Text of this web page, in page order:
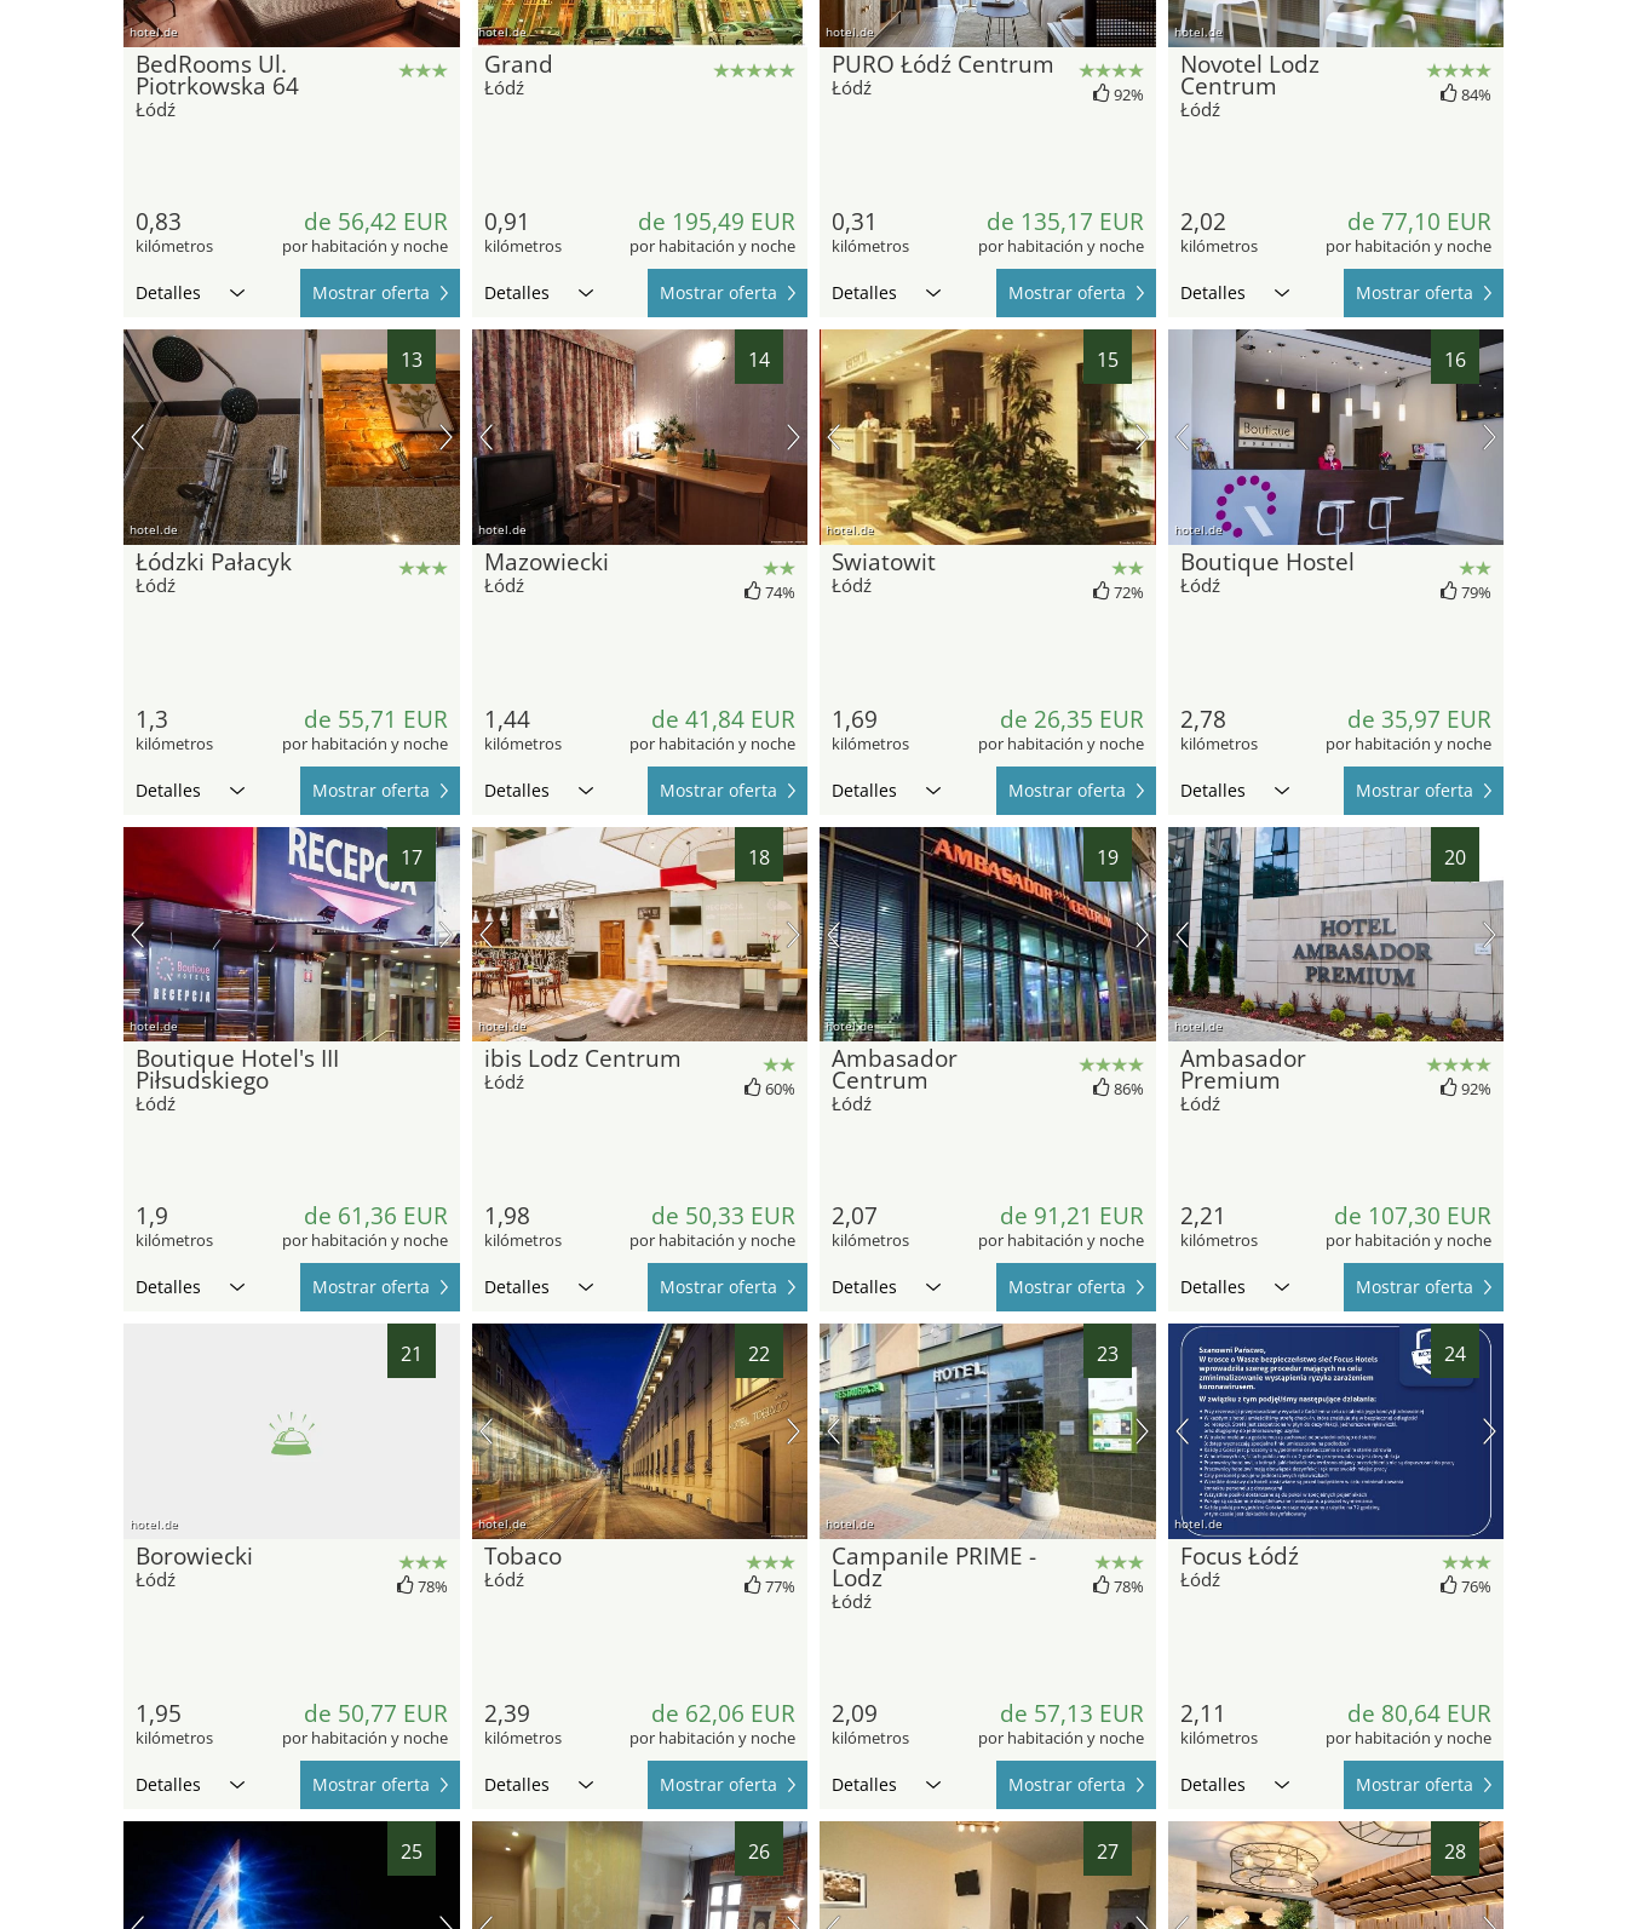
hotel.de
BedRooms Ul.
Piotrkowska 64
Łódź
0,83
kilómetros
de 56,42 EUR
por habitación y noche
Detalles Mostrar oferta
hotel.de
Grand
Łódź
0,91
kilómetros
de 195,49 EUR
por habitación y noche
Detalles Mostrar oferta
hotel.de
PURO Łódź Centrum
Łódź 92%
0,31
kilómetros
de 135,17 EUR
por habitación y noche
Detalles Mostrar oferta
hotel.de
Novotel Lodz
Centrum
Łódź
84%
2,02
kilómetros
de 77,10 EUR
por habitación y noche
Detalles Mostrar oferta
13
hotel.de
Łódzki Pałacyk
Łódź
1,3
kilómetros
de 55,71 EUR
por habitación y noche
Detalles Mostrar oferta
14
hotel.de
Mazowiecki
Łódź 74%
1,44
kilómetros
de 41,84 EUR
por habitación y noche
Detalles Mostrar oferta
15
hotel.de
Swiatowit
Łódź 72%
1,69
kilómetros
de 26,35 EUR
por habitación y noche
Detalles Mostrar oferta
16
hotel.de
Boutique Hostel
Łódź 79%
2,78
kilómetros
de 35,97 EUR
por habitación y noche
Detalles Mostrar oferta
17
hotel.de
Boutique Hotel's III
Piłsudskiego
Łódź
1,9
kilómetros
de 61,36 EUR
por habitación y noche
Detalles Mostrar oferta
18
hotel.de
ibis Lodz Centrum
Łódź 60%
1,98
kilómetros
de 50,33 EUR
por habitación y noche
Detalles Mostrar oferta
19
hotel.de
Ambasador
Centrum
Łódź
86%
2,07
kilómetros
de 91,21 EUR
por habitación y noche
Detalles Mostrar oferta
20
hotel.de
Ambasador
Premium
Łódź
92%
2,21
kilómetros
de 107,30 EUR
por habitación y noche
Detalles Mostrar oferta
21
hotel.de
Borowiecki
Łódź 78%
1,95
kilómetros
de 50,77 EUR
por habitación y noche
Detalles Mostrar oferta
22
hotel.de
Tobaco
Łódź 77%
2,39
kilómetros
de 62,06 EUR
por habitación y noche
Detalles Mostrar oferta
23
hotel.de
Campanile PRIME -
Lodz
Łódź
78%
2,09
kilómetros
de 57,13 EUR
por habitación y noche
Detalles Mostrar oferta
24
hotel.de
Focus Łódź
Łódź 76%
2,11
kilómetros
de 80,64 EUR
por habitación y noche
Detalles Mostrar oferta
25 26 27 28